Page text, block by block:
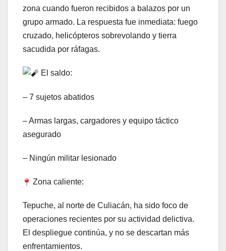
zona cuando fueron recibidos a balazos por un
grupo armado. La respuesta fue inmediata: fuego
cruzado, helicópteros sobrevolando y tierra
sacudida por ráfagas.
El saldo:
– 7 sujetos abatidos
– Armas largas, cargadores y equipo táctico
asegurado
– Ningún militar lesionado
Zona caliente:
Tepuche, al norte de Culiacán, ha sido foco de
operaciones recientes por su actividad delictiva.
El despliegue continúa, y no se descartan más
enfrentamientos.